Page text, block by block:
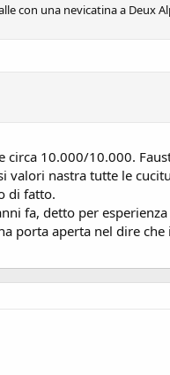
con una nevicatina a Deux
10.000/10.000.
nastra tutte le
di fatto.
fa, detto per esperienza
porta aperta nel dire